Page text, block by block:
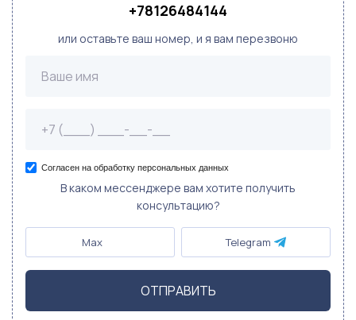
+78126484144
или оставьте ваш номер, и я вам перезвоню
Согласен на обработку персональных данных
В каком мессенджере вам хотите получить
консультацию?
Max Telegram
ОТПРАВИТЬ